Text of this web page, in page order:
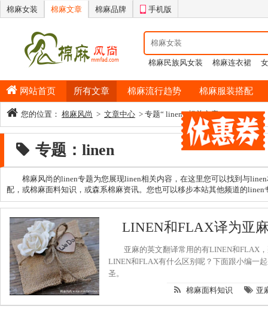
棉麻女装 棉麻文章 棉麻品牌 手机版
棉麻民族风女装 棉麻连衣裙
网站首页 所有文章 棉麻流行趋势 棉麻服装搭配
您的位置： 棉麻风尚 > 文章中心 > 专题“ linen ”相关文章
专题：linen
棉麻风尚的linen专题为您展现linen相关内容，在这里您可以找到与
配，或棉麻面料知识，或森系棉麻资讯。您也可以移步本站其他频道的
LINEN和FLAX译为亚
亚麻的英文翻译常用的有LINEN和FLAX
LINEN和FLAX有什么区别呢？下面跟小编一
圣。
棉麻面料知识
亚